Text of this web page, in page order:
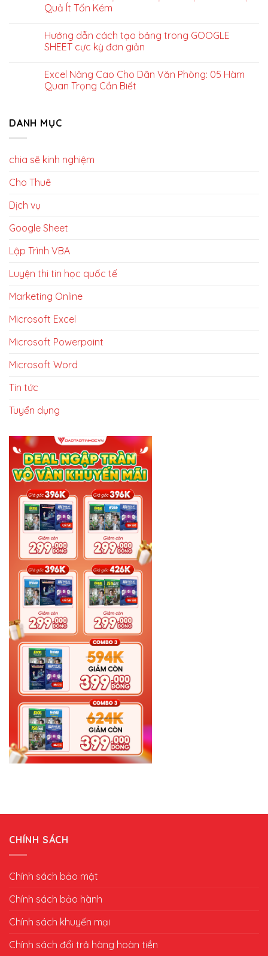
Quả Ít Tốn Kém
Hướng dẫn cách tạo bảng trong GOOGLE
SHEET cực kỳ đơn giản
Excel Nâng Cao Cho Dân Văn Phòng: 05 Hàm
Quan Trọng Cần Biết
DANH MỤC
chia sẽ kinh nghiệm
Cho Thuê
Dịch vụ
Google Sheet
Lập Trình VBA
Luyện thi tin học quốc tế
Marketing Online
Microsoft Excel
Microsoft Powerpoint
Microsoft Word
Tin tức
Tuyển dụng
CHÍNH SÁCH
Chính sách bảo mật
Chính sách bảo hành
Chính sách khuyến mại
Chính sách đổi trả hàng hoàn tiền